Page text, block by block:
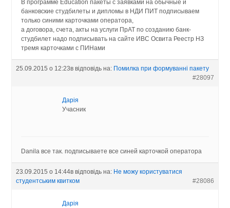
В программе Education пакеты с заявками на обычные и
банковские студбилеты и дипломы в НДИ ПИТ подписываем
только синими карточками оператора,
а договора, счета, акты на услуги ПрАТ по созданию банк-
студбилет надо подписывать на сайте ИВС Освита Реестр НЗ
тремя карточками с ПИНами
25.09.2015 о 12:23в відповідь на: Помилка при формуванні пакету
#28097
Дарія
Учасник
Danila все так. подписываете все синей карточкой оператора
23.09.2015 о 14:44в відповідь на: Не можу користуватися
студентським квитком
#28086
Дарія